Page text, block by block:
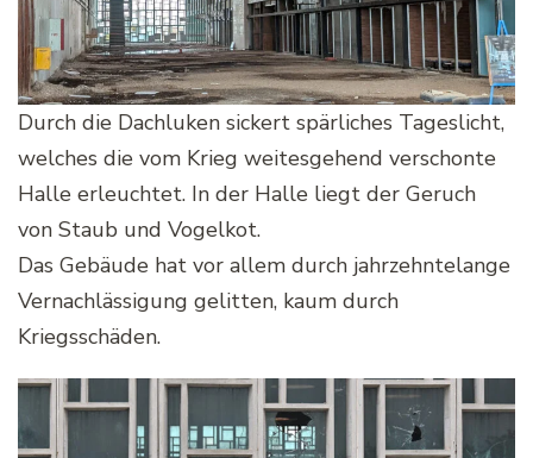
Durch die Dachluken sickert spärliches Tageslicht,
welches die vom Krieg weitesgehend verschonte
Halle erleuchtet. In der Halle liegt der Geruch
von Staub und Vogelkot.
Das Gebäude hat vor allem durch jahrzehntelange
Vernachlässigung gelitten, kaum durch
Kriegsschäden.